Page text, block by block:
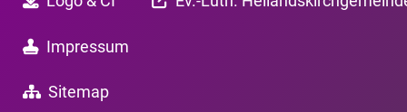
Impressum
Sitemap